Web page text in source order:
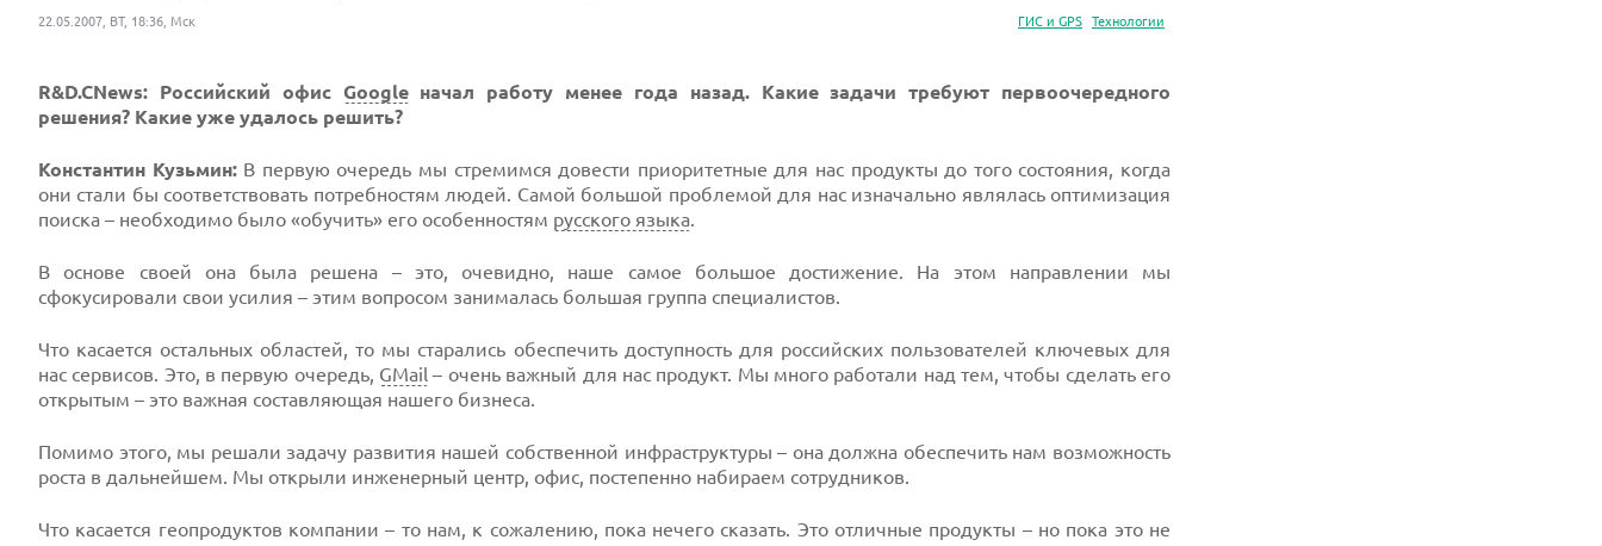
ГИС и GPS Технологии
22.05.2007, ВТ, 18:36, Мск
R&D.CNews: Российский офис Googleначал работу менее года назад. Какие задачи требуют первоочередного
решения? Какие уже удалось решить?
Константин Кузьмин:В первую очередь мы стремимся довести приоритетные для нас продукты до того состояния, когда
они стали бы соответствовать потребностям людей. Самой большой проблемой для нас изначально являлась оптимизация
поиска – необходимо было «обучить» его особенностям русского языка.
В основе своей она была решена – это, очевидно, наше самое большое достижение. На этом направлении мы
сфокусировали свои усилия – этим вопросом занималась большая группа специалистов.
Что касается остальных областей, то мы старались обеспечить доступность для российских пользователей ключевых для
нас сервисов. Это, в первую очередь, GMail – очень важный для нас продукт. Мы много работали над тем, чтобы сделать его
открытым – это важная составляющая нашего бизнеса.
Помимо этого, мы решали задачу развития нашей собственной инфраструктуры – она должна обеспечить нам возможность
роста в дальнейшем. Мы открыли инженерный центр, офис, постепенно набираем сотрудников.
Что касается геопродуктов компании – то нам, к сожалению, пока нечего сказать. Это отличные продукты – но пока это не